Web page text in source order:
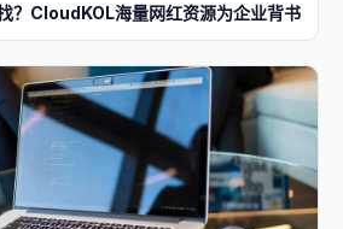
？CloudKOL海量网红资源为企业背书